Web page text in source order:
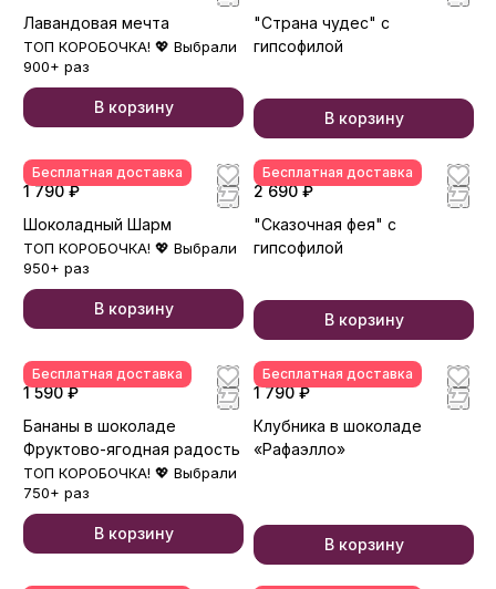
Лавандовая мечта
ТОП КОРОБОЧКА! 💖 Выбрали
900+ раз
В корзину
"Страна чудес" с
гипсофилой
В корзину
Бесплатная доставка
1 790 ₽
Шоколадный Шарм
ТОП КОРОБОЧКА! 💖 Выбрали
950+ раз
В корзину
Бесплатная доставка
2 690 ₽
"Сказочная фея" с
гипсофилой
В корзину
Бесплатная доставка
1 590 ₽
Бананы в шоколаде
Фруктово-ягодная радость
ТОП КОРОБОЧКА! 💖 Выбрали
750+ раз
В корзину
Бесплатная доставка
1 790 ₽
Клубника в шоколаде
«Рафаэлло»
В корзину